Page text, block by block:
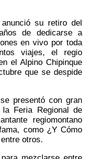
su retiro del
de dedicarse a
en vivo por toda
viajes, el regio
el Alpino Chipinque
que se despide
se presentó con gran
Feria Regional de
regiomontano
como ¿Y Cómo
otros.